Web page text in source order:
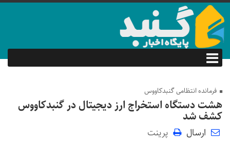
فرمانده انتظامی گنبدکاووس
هشت دستگاه استخراج ارز دیجیتال در گنبدکاووس
کشف شد
ارسال پرینت